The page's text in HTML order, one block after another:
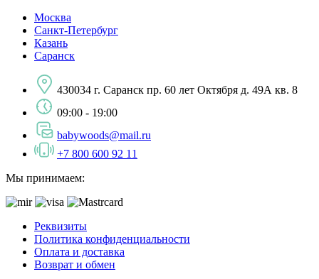
Москва
Санкт-Петербург
Казань
Саранск
430034 г. Саранск пр. 60 лет Октября д. 49А кв. 8
09:00 - 19:00
babywoods@mail.ru
+7 800 600 92 11
Мы принимаем:
Реквизиты
Политика конфиденциальности
Оплата и доставка
Возврат и обмен